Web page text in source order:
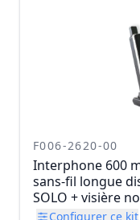
F006-2620-00
Interphone 600
sans-fil longue
SOLO + visière
Configurer ce kit